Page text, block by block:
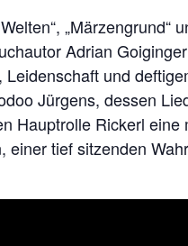
„Märzengrund“
Adrian
Leidenschaft und
Jürgens, dessen
Hauptrolle Rickerl
einer tief sitzenden